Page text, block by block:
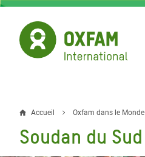
Aller
contenu
principal
Fil
d'Ariane
Accueil Oxfam dans le Monde
Soudan du Sud